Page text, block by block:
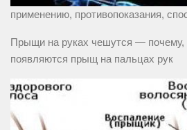
применению, противопоказания,
Прыщи на руках чешутся — почему,
появляются прыщ на пальцах рук